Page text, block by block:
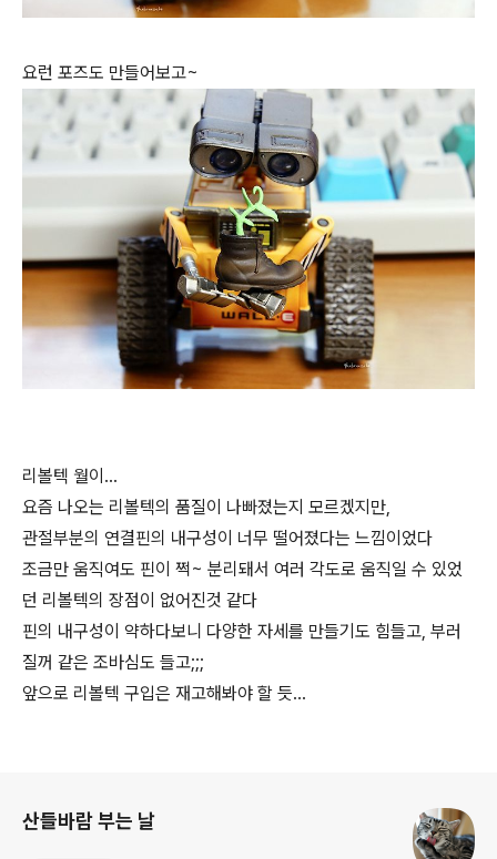
요런 포즈도 만들어보고~
리볼텍 월이...
요즘 나오는 리볼텍의 품질이 나빠졌는지 모르겠지만,
관절부분의 연결핀의 내구성이 너무 떨어졌다는 느낌이었다
조금만 움직여도 핀이 쩍~ 분리돼서 여러 각도로 움직일 수 있었
던 리볼텍의 장점이 없어진것 같다
핀의 내구성이 약하다보니 다양한 자세를 만들기도 힘들고, 부러
질꺼 같은 조바심도 들고;;;
앞으로 리볼텍 구입은 재고해봐야 할 듯...
산들바람 부는 날